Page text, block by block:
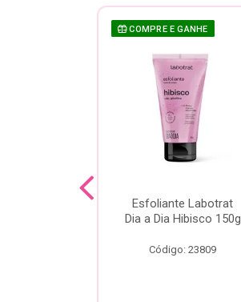
COMPRE E GANHE
Esfoliante Labotrat
Dia a Dia Hibisco 150g
Código: 23809